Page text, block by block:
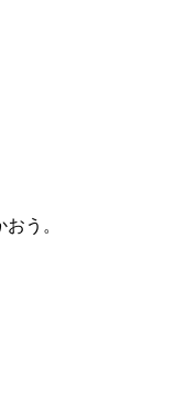
う。